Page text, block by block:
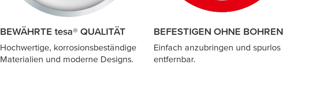
BEWÄHRTE tesa® QUALITÄT
Hochwertige, korrosionsbeständige
Materialien und moderne Designs.
BEFESTIGEN OHNE BOHREN
Einfach anzubringen und spurlos
entfernbar.